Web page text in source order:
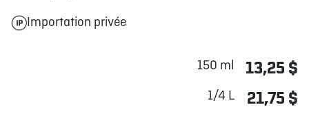
Importation privée
150 ml 13,25 $
1/4 L 21,75 $